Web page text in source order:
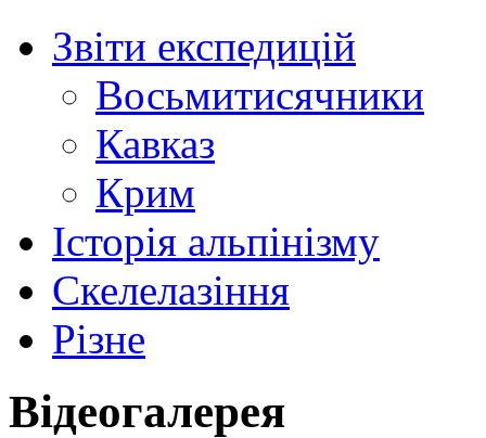
Звіти експедицій
Восьмитисячники
Кавказ
Крим
Історія альпінізму
Скелелазіння
Різне
Відеогалерея